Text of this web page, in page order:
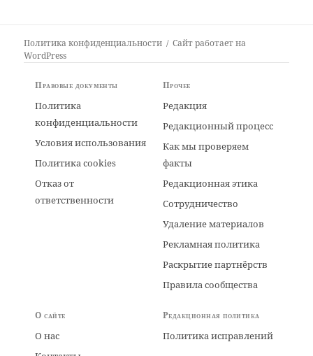
Политика конфиденциальности
Сайт работает на
WordPress
Правовые документы
Политика
конфиденциальности
Условия использования
Политика cookies
Отказ от
ответственности
Прочее
Редакция
Редакционный процесс
Как мы проверяем
факты
Редакционная этика
Сотрудничество
Удаление материалов
Рекламная политика
Раскрытие партнёрств
Правила сообщества
О сайте
О нас
Редакционная политика
Политика исправлений